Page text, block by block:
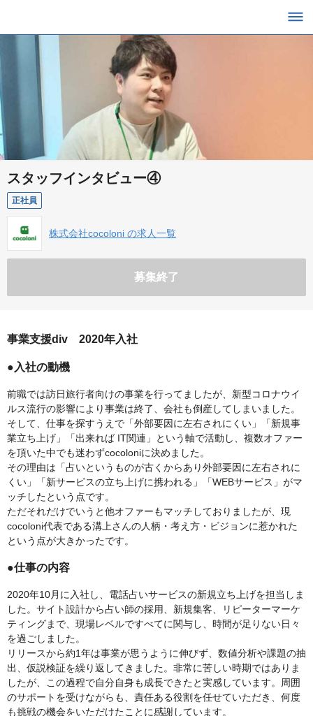
スタッフインタビュー④
正社員
株式会社cocoloni の求人一覧
募集終了
事業支援div 2020年入社
●入社の動機
前職では訪日旅行者向けの事業を行ってましたが、新型コロナウイ
ルス流行の影響により事業は終了、会社も倒産してしまいました。
そして、仕事を探すうえで「外部要因に左右されにくい」「新規事
業立ち上げ」「出来れば IT関連」という軸で活動し、複数オファー
を頂いた中でも迷わずcocoloniに決めました。
その理由は「占いというものが古くからあり外部要因に左右されに
くい」「新サービスの立ち上げに携われる」「WEBサービス」がマ
ッチしたという点です。
ただそれだけでいうと他オファーもマッチしておりましたが、現
cocoloni代表である溝上さんの人柄・考え方・ビジョンに惹かれた
という点が大きかったです。
●仕事の内容
2020年10月に入社し、電話占いサービスの新規立ち上げを担当しま
した。サイト設計から占い師の採用、新規集客、リピーターマーケ
ティングまで、現場レベルですべてに関与し、時間が足りない日々
を過ごしました。
リリースから約1年は事業が思うように伸びず、数値分析や課題の抽
出、仮説検証を繰り返してきました。非常に苦しい時期ではありま
したが、この過程で自分自身も成長できたと実感しています。周囲
のサポートを受けながらも、責任ある役割を任せていただき、何度
も挑戦の機会をいただけたことに感謝しています。